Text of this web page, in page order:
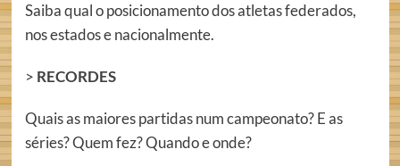
Saiba qual o posicionamento dos atletas federados,
nos estados e nacionalmente.
> RECORDES
Quais as maiores partidas num campeonato? E as
séries? Quem fez? Quando e onde?